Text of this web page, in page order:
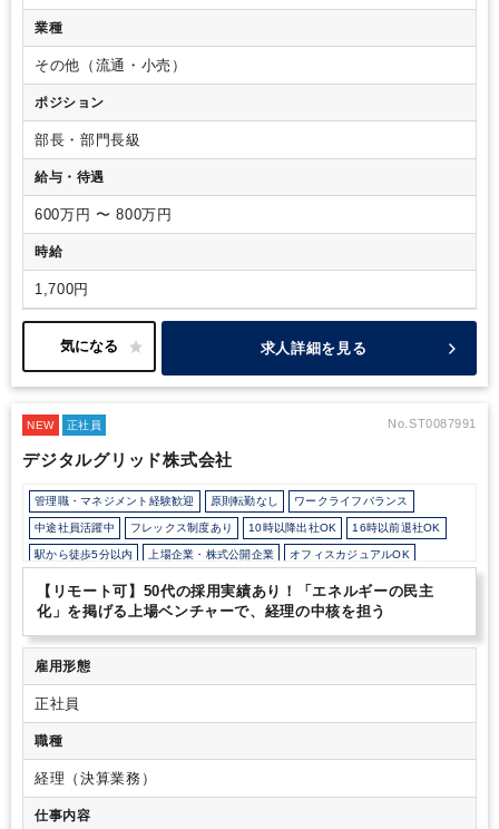
業種
その他（流通・小売）
ポジション
部長・部門長級
給与・待遇
600万円 〜 800万円
時給
1,700円
求人詳細を見る
NEW 正社員 No.ST0087991
デジタルグリッド株式会社
管理職・マネジメント経験歓迎 原則転勤なし ワークライフバランス
中途社員活躍中 フレックス制度あり 10時以降出社OK 16時以前退社OK
駅から徒歩5分以内 上場企業・株式公開企業 オフィスカジュアルOK
育児・託児支援制度 完全週休2日制
【リモート可】50代の採用実績あり！「エネルギーの民主
化」を掲げる上場ベンチャーで、経理の中核を担う
雇用形態
正社員
職種
経理（決算業務）
仕事内容